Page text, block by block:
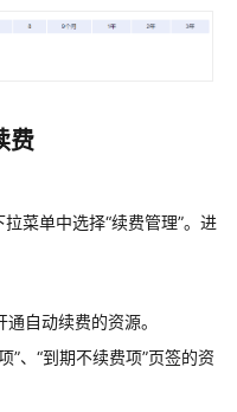
费
拉菜单中选择“续费管理”。进
自动续费的资源。
”、“到期不续费项”页签的资